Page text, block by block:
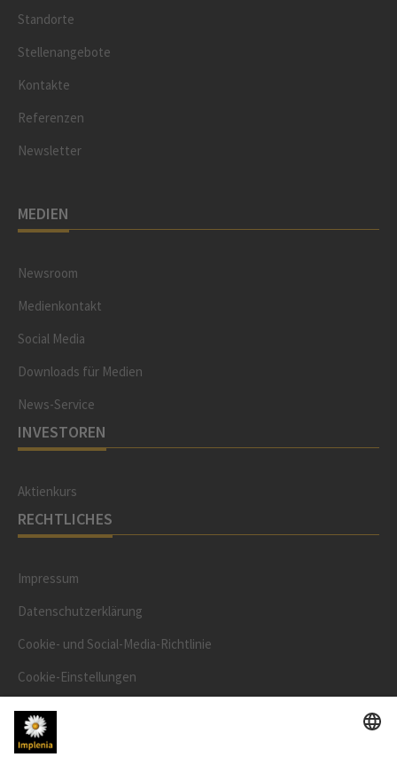
Standorte
Stellenangebote
Kontakte
Referenzen
Newsletter
MEDIEN
Newsroom
Medienkontakt
Social Media
Downloads für Medien
News-Service
INVESTOREN
Aktienkurs
RECHTLICHES
Impressum
Datenschutzerklärung
Cookie- und Social-Media-Richtlinie
Cookie-Einstellungen
Speak Up Line
AKTIENKURS